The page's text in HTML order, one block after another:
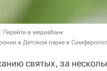
Перейти в медиабанк
в Детском парке в
святых, за